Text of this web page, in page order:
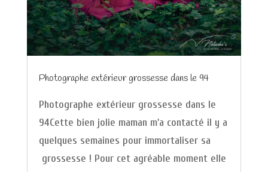
Photographe extérieur grossesse dans le 94
Photographe extérieur grossesse dans le
94Cette bien jolie maman m'a contacté il y a
quelques semaines pour immortaliser sa
grossesse ! Pour cet agréable moment elle